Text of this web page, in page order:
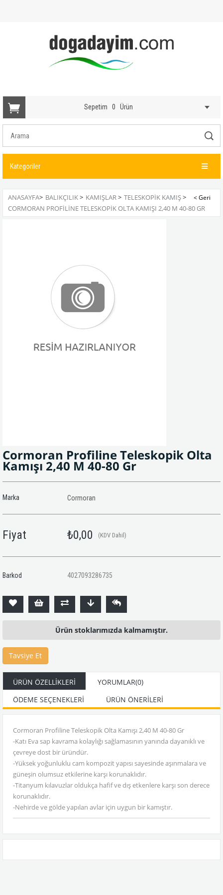
Sepetim 0 Ürün
Kategoriler
ANASAYFA> BALIKÇILIK> KAMIŞLAR> TELESKOPIK KAMIŞ>
CORMORAN PROFILINE TELESKOPIK OLTA KAMIŞI 2,40 M 40-80 GR
Cormoran Profiline Teleskopik Olta
Kamışı 2,40 M 40-80 Gr
Marka Cormoran
Fiyat ₺0,00 (KDV Dahil)
Barkod 4027093286735
Ürün stoklarımızda kalmamıştır.
Tavsiye Et
ÜRÜN ÖZELLIKLERI YORUMLAR(0)
ÖDEME SEÇENEKLERI
ÜRÜN ÖNERILERI
Cormoran Profiline Teleskopik Olta Kamışı 2,40 M 40-80 Gr
-Katı Eva sap kavrama kolaylığı sağlamasının yanında dayanıklı ve
çevreye dost bir üründür.
-Yüksek yoğunluklu cam kompozit yapısı sayesinde aşınmalara ve
güneşin olumsuz etkilerine karşı korunaklıdır.
-Titanyum kılavuzlar oldukça hafif ve dış etkenlere karşı son derece
korunaklıdır.
-Nehirde ve gölde yapılan avlar için uygun bir kamıştır.